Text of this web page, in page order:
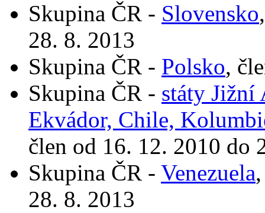
Skupina ČR - Slovensko
28. 8. 2013
Skupina ČR - Polsko,
Skupina ČR - státy
Ekvádor, Chile,
člen od 16. 12. 2010 do
Skupina ČR - Venezuela
28. 8. 2013